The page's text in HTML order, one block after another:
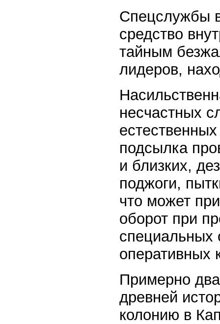
Спецслужбы
средство
тайным
лидеров,
несчастных
подсылка
и близких,
поджоги,
что может
оборот при
специальных
оперативных
Примерно
древней
колонию в